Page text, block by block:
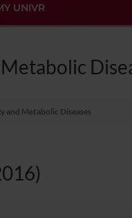
UNIVR
and Metabolic Diseases